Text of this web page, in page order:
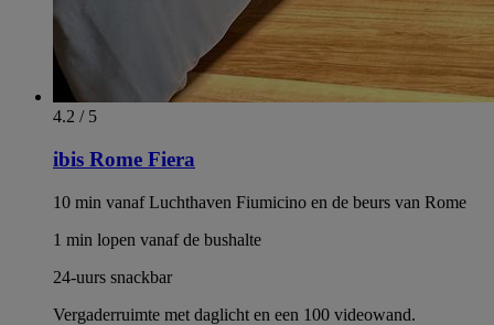
4.2 / 5
ibis Rome Fiera
10 min vanaf Luchthaven Fiumicino en de beurs van Rome
1 min lopen vanaf de bushalte
24-uurs snackbar
Vergaderruimte met daglicht en een 100 videowand.